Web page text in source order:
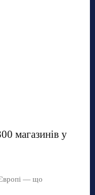
магазинів у
Європі — що